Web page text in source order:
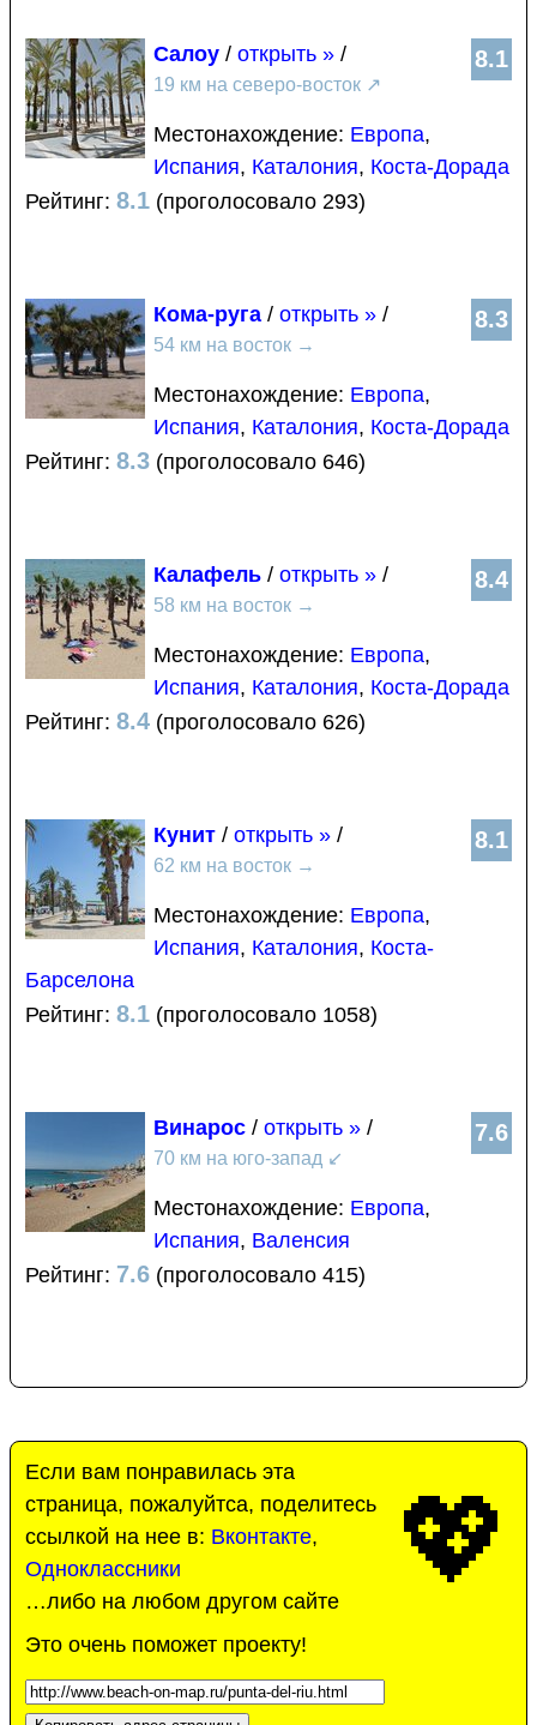
8.1
Салоу / открыть » /
19 км на северо-восток ↗
Местонахождение: Европа,
Испания, Каталония, Коста-Дорада
Рейтинг: 8.1 (проголосовало 293)
8.3
Кома-руга / открыть » /
54 км на восток →
Местонахождение: Европа,
Испания, Каталония, Коста-Дорада
Рейтинг: 8.3 (проголосовало 646)
8.4
Калафель / открыть » /
58 км на восток →
Местонахождение: Европа,
Испания, Каталония, Коста-Дорада
Рейтинг: 8.4 (проголосовало 626)
8.1
Кунит / открыть » /
62 км на восток →
Местонахождение: Европа,
Испания, Каталония, Коста-
Барселона
Рейтинг: 8.1 (проголосовало 1058)
7.6
Винарос / открыть » /
70 км на юго-запад ↙
Местонахождение: Европа,
Испания, Валенсия
Рейтинг: 7.6 (проголосовало 415)
💖
Если вам понравилась эта
страница, пожалуйтса, поделитесь
ссылкой на нее в: Вконтакте,
Одноклассники
…либо на любом другом сайте
Это очень поможет проекту!